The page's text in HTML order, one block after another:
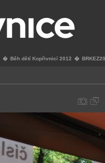
� Běh dětí Kopřivnicí 2012 �